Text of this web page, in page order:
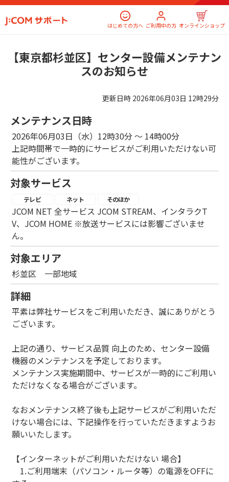
はじめての方へ ご利用中の方 オンラインショップ
【東京都杉並区】センター設備メンテナン
スのお知らせ
更新日時 2026年06月03日 12時29分
メンテナンス日時
2026年06月03日（水）12時30分 ～ 14時00分
上記時間帯で一時的にサービスがご利用いただけない可
能性がございます。
対象サービス
テレビ ネット そのほか
JCOM NET 全サービス JCOM STREAM、インタラクT
V、JCOM HOME ※放送サービスには影響ございませ
ん。
対象エリア
杉並区 一部地域
詳細
平素は弊社サービスをご利用いただき、誠にありがとう
ございます。
上記の通り、サービス品質 向上のため、センター設備
機器のメンテナンスを予定しております。
メンテナンス実施期間中、サービスが一時的にご利用い
ただけなくなる場合がございます。
なおメンテナンス終了後も上記サービスがご利用いただ
けない場合には、下記操作を行っていただきますようお
願いいたします。
【インターネットがご利用いただけない 場合】
1.ご利用端末（パソコン・ルータ等）の電源をOFFに